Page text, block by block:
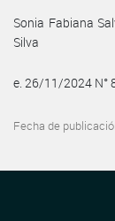
Sonia Fabiana
Silva
e. 26/11/2024 N°
Fecha de